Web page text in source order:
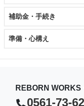
補助金・手続き
準備・心構え
REBORN WORKS
0561-73-